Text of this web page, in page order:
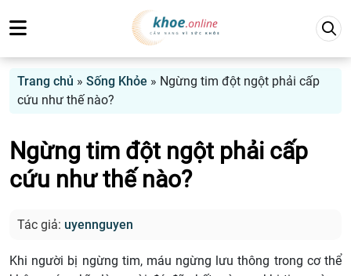
Trang chủ » Sống Khỏe » Ngừng tim đột ngột phải cấp
cứu như thế nào?
Ngừng tim đột ngột phải cấp
cứu như thế nào?
Tác giả: uyennguyen
Khi người bị ngừng tim, máu ngừng lưu thông trong cơ thể